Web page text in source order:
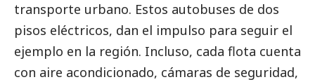
transporte urbano. Estos autobuses de dos
pisos eléctricos, dan el impulso para seguir el
ejemplo en la región. Incluso, cada flota cuenta
con aire acondicionado, cámaras de seguridad,